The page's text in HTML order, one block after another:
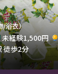
/浴衣）
未経験1,500円
徒歩2分